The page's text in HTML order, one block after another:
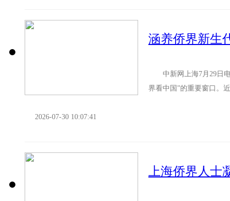
涵养侨界新生
中新网上海7月29日电(
界看中国”的重要窗口。
2026-07-30 10:07:41
上海侨界人